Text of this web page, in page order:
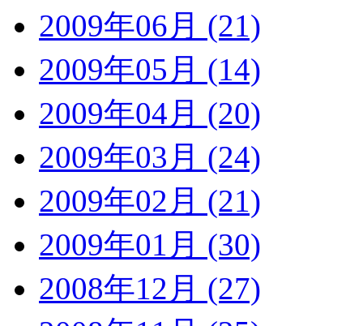
2009年06月 (21)
2009年05月 (14)
2009年04月 (20)
2009年03月 (24)
2009年02月 (21)
2009年01月 (30)
2008年12月 (27)